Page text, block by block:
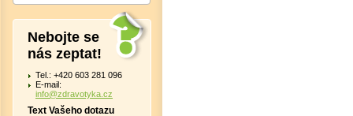
Nebojte se
nás zeptat!
Tel.: +420 603 281 096
E-mail:
info@zdravotyka.cz
Text Vašeho dotazu